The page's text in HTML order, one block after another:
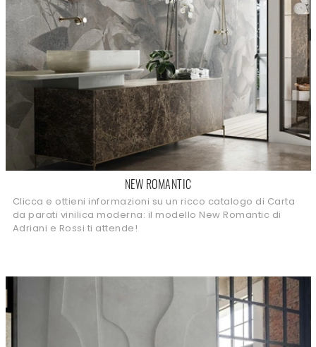
NEW ROMANTIC
Clicca e ottieni informazioni su un ricco catalogo di Carta
da parati vinilica moderna: il modello New Romantic di
Adriani e Rossi ti attende!